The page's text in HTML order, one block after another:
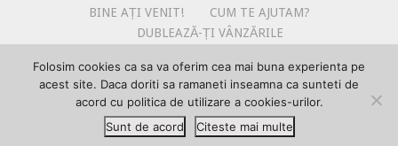
BINE AȚI VENIT!
CUM TE AJUTAM?
DUBLEAZĂ-ȚI VÂNZĂRILE
POLITICA DE UTILIZARE COOKIE-URI
PROMOVEAZĂ-TE PE HOTELINVEST
TERMENI SI CONDITII
Folosim cookies ca sa va oferim cea mai buna experienta pe
acest site. Daca doriti sa ramaneti inseamna ca sunteti de
acord cu politica de utilizare a cookies-urilor.
Sunt de acord
Citeste mai multe